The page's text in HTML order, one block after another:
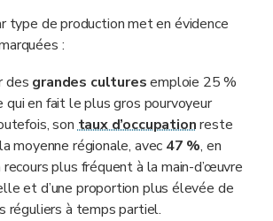
type de production met en évidence
:
des grandes culturesemploie 25 %
qui en fait le plus gros pourvoyeur
sontaux d’occupationreste
moyenne régionale, avec 47 %, en
recours plus fréquent à la main-d’œuvre
et d’une proportion plus élevée de
réguliers à temps partiel.